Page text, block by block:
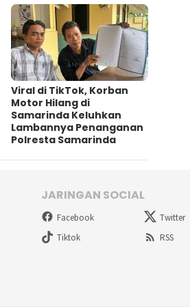
Viral di TikTok, Korban
Motor Hilang di
Samarinda Keluhkan
Lambannya Penanganan
Polresta Samarinda
JARINGAN SOCIAL
Facebook Twitter
Tiktok
RSS